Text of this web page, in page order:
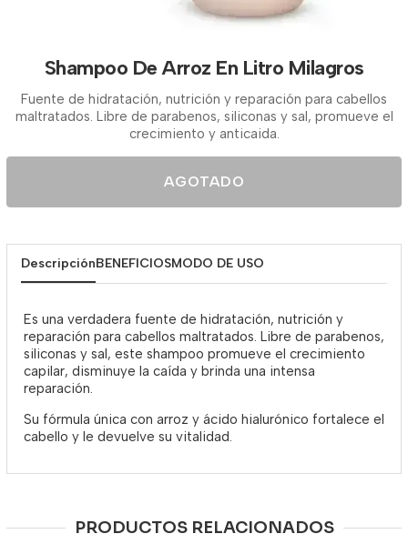
Shampoo De Arroz En Litro Milagros
Fuente de hidratación, nutrición y reparación para cabellos
maltratados. Libre de parabenos, siliconas y sal, promueve el
crecimiento y anticaida.
AGOTADO
DescripciónBENEFICIOSMODO DE USO
Es una verdadera fuente de hidratación, nutrición y
reparación para cabellos maltratados. Libre de parabenos,
siliconas y sal, este shampoo promueve el crecimiento
capilar, disminuye la caída y brinda una intensa
reparación.
Su fórmula única con arroz y ácido hialurónico fortalece el
cabello y le devuelve su vitalidad.
PRODUCTOS RELACIONADOS